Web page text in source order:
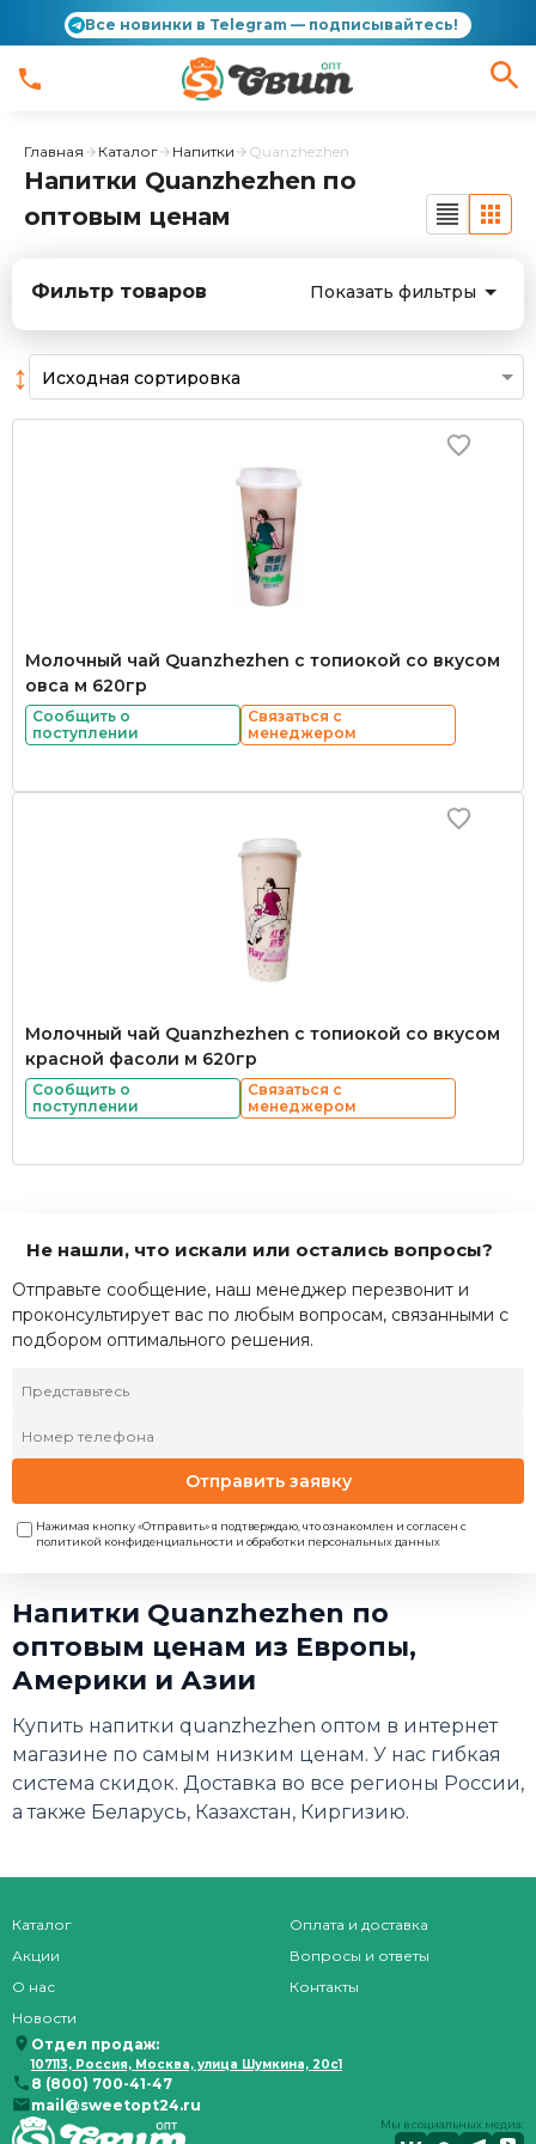
Все новинки в Telegram — подписывайтесь!
Главная Каталог Напитки Quanzhezhen
Напитки Quanzhezhen по
оптовым ценам
Фильтр товаров Показать фильтры
↕
Молочный чай Quanzhezhen с топиокой со вкусом
овса м 620гр
Сообщить о
поступлении
Связаться с
менеджером
Молочный чай Quanzhezhen с топиокой со вкусом
красной фасоли м 620гр
Сообщить о
поступлении
Связаться с
менеджером
Не нашли, что искали или остались вопросы?
Отправьте сообщение, наш менеджер перезвонит и
проконсультирует вас по любым вопросам, связанными с
подбором оптимального решения.
Отправить заявку
Нажимая кнопку «Отправить» я подтверждаю, что ознакомлен и согласен с
политикой конфиденциальности и обработки персональных данных
Напитки Quanzhezhen по
оптовым ценам из Европы,
Америки и Азии
Купить напитки quanzhezhen оптом в интернет
магазине по самым низким ценам. У нас гибкая
система скидок. Доставка во все регионы России,
а также Беларусь, Казахстан, Киргизию.
Каталог
Акции
О нас
Новости
Оплата и доставка
Вопросы и ответы
Контакты
Отдел продаж:
107113, Россия, Москва, улица Шумкина, 20с1
8 (800) 700-41-47
mail@sweetopt24.ru
Мы в социальных медиа: